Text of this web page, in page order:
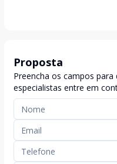
Proposta
Preencha os campos
especialistas entre em